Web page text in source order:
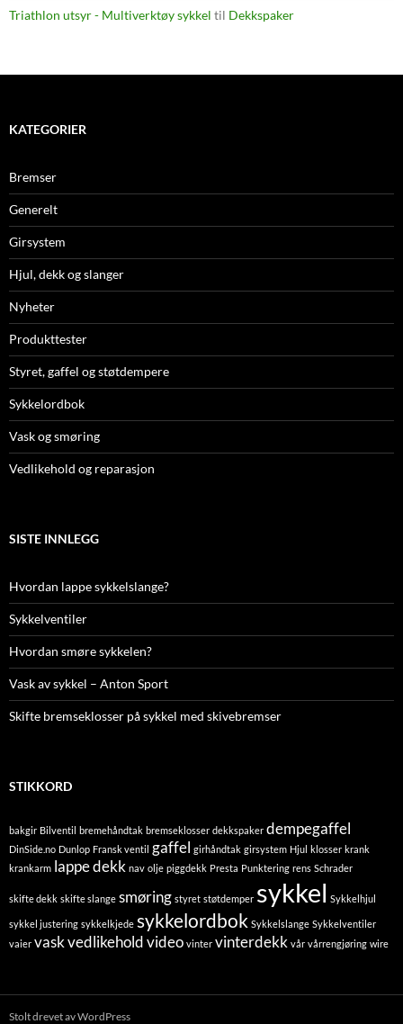
Triathlon utsyr - Multiverktøy sykkel til Dekkspaker
KATEGORIER
Bremser
Generelt
Girsystem
Hjul, dekk og slanger
Nyheter
Produkttester
Styret, gaffel og støtdempere
Sykkelordbok
Vask og smøring
Vedlikehold og reparasjon
SISTE INNLEGG
Hvordan lappe sykkelslange?
Sykkelventiler
Hvordan smøre sykkelen?
Vask av sykkel – Anton Sport
Skifte bremseklosser på sykkel med skivebremser
STIKKORD
bakgir Bilventil bremehåndtak bremseklosser dekkspaker dempegaffel
DinSide.no Dunlop Fransk ventil gaffel girhåndtak girsystem Hjul klosser krank
krankarm lappe dekk nav olje piggdekk Presta Punktering rens Schrader
skifte dekk skifte slange smøring styret støtdemper sykkel Sykkelhjul
sykkel justering sykkelkjede sykkelordbok Sykkelslange Sykkelventiler
vaier vaskvedlikeholdvideo vinter vinterdekk vår vårrengjøring wire
Stolt drevet av WordPress